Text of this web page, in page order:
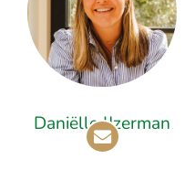
Daniëlle IJzerman